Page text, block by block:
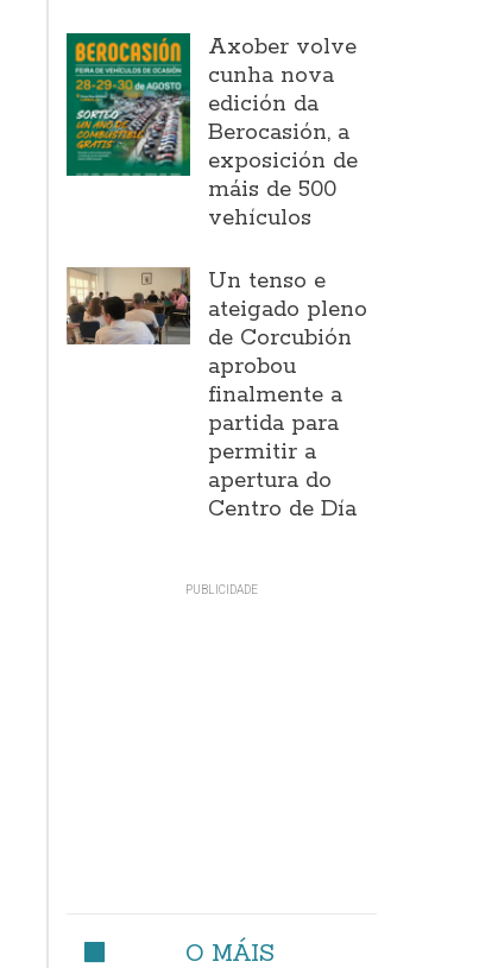
Axober volve
cunha nova
edición da
Berocasión, a
exposición de
máis de 500
vehículos
Un tenso e
ateigado pleno
de Corcubión
aprobou
finalmente a
partida para
permitir a
apertura do
Centro de Día
O MÁIS